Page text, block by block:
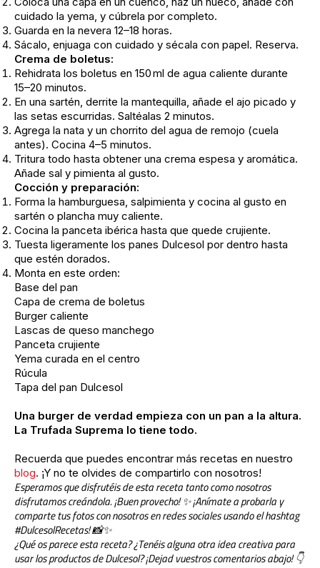
cuidado la yema, y cúbrela por completo.
Guarda en la nevera 12–18 horas.
Sácalo, enjuaga con cuidado y sécala con papel. Reserva.
Crema de boletus:
Rehidrata los boletus en 150 ml de agua caliente durante
15–20 minutos.
En una sartén, derrite la mantequilla, añade el ajo picado y
las setas escurridas. Saltéalas 2 minutos.
Agrega la nata y un chorrito del agua de remojo (cuela
antes). Cocina 4–5 minutos.
Tritura todo hasta obtener una crema espesa y aromática.
Añade sal y pimienta al gusto.
Cocción y preparación:
Forma la hamburguesa, salpimienta y cocina al gusto en
sartén o plancha muy caliente.
Cocina la panceta ibérica hasta que quede crujiente.
Tuesta ligeramente los panes Dulcesol por dentro hasta
que estén dorados.
Monta en este orden:
Base del pan
Capa de crema de boletus
Burger caliente
Lascas de queso manchego
Panceta crujiente
Yema curada en el centro
Rúcula
Tapa del pan Dulcesol
Una burger de verdad empieza con un pan a la altura.
La Trufada Suprema lo tiene todo.
Recuerda que puedes encontrar más recetas en nuestro
blog. ¡Y no te olvides de compartirlo con nosotros!
Esperamos que disfrutéis de esta receta tanto como nosotros
disfrutamos creándola. ¡Buen provecho! ✨ ¡Anímate a probarla y
comparte tus fotos con nosotros en redes sociales usando el hashtag
#DulcesolRecetas! 📸✨
¿Qué os parece esta receta? ¿Tenéis alguna otra idea creativa para
usar los productos de Dulcesol? ¡Dejad vuestros comentarios abajo! 👇